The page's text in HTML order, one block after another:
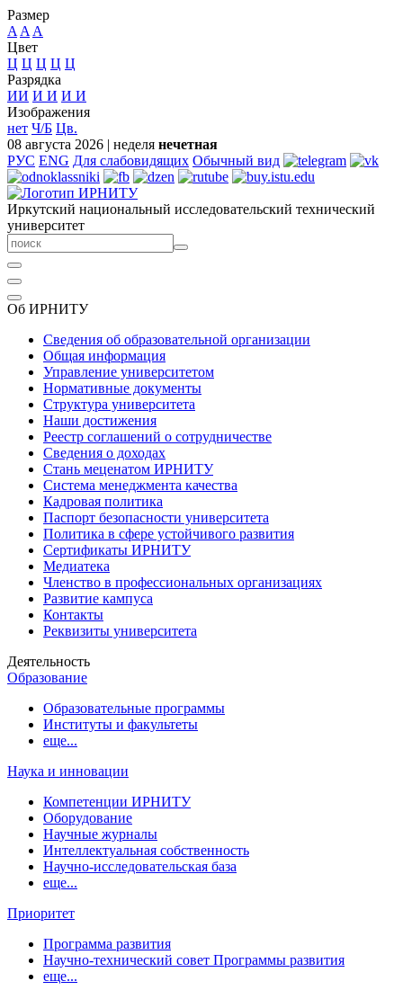
Размер
A A A
Цвет
Ц Ц Ц Ц Ц
Разрядка
ИИ И И И И
Изображения
нет Ч/Б Цв.
08 августа 2026 | неделя нечетная
РУС ENG Для слабовидящих Обычный вид
Иркутский национальный исследовательский технический
университет
Об ИРНИТУ
Сведения об образовательной организации
Общая информация
Управление университетом
Нормативные документы
Структура университета
Наши достижения
Реестр соглашений о сотрудничестве
Сведения о доходах
Стань меценатом ИРНИТУ
Система менеджмента качества
Кадровая политика
Паспорт безопасности университета
Политика в сфере устойчивого развития
Сертификаты ИРНИТУ
Медиатека
Членство в профессиональных организациях
Развитие кампуса
Контакты
Реквизиты университета
Деятельность
Образование
Образовательные программы
Институты и факультеты
еще...
Наука и инновации
Компетенции ИРНИТУ
Оборудование
Научные журналы
Интеллектуальная собственность
Научно-исследовательская база
еще...
Приоритет
Программа развития
Научно-технический совет Программы развития
еще...